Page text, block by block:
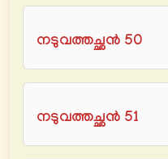
നടുവത്തച്ഛൻ 50
നടുവത്തച്ഛൻ 51